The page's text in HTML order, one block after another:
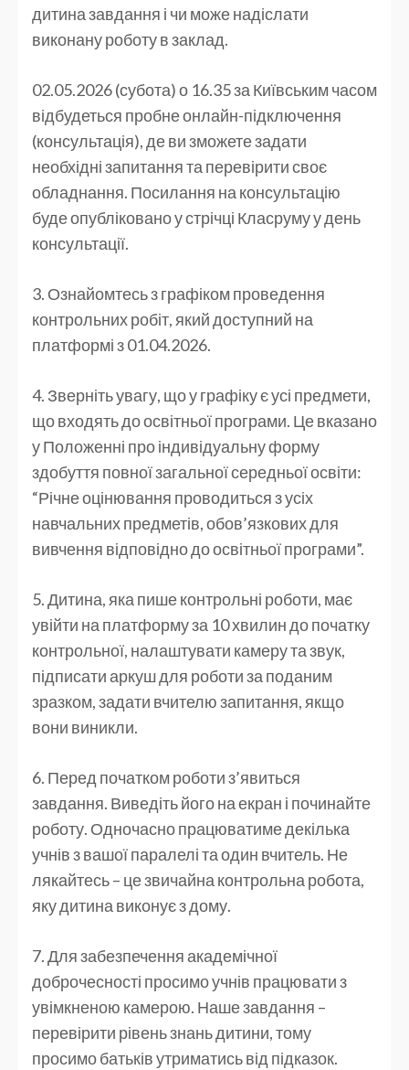
дитина завдання і чи може надіслати
виконану роботу в заклад.
02.05.2026 (субота) о 16.35 за Київським часом
відбудеться пробне онлайн-підключення
(консультація), де ви зможете задати
необхідні запитання та перевірити своє
обладнання. Посилання на консультацію
буде опубліковано у стрічці Класруму у день
консультації.
3. Ознайомтесь з графіком проведення
контрольних робіт, який доступний на
платформі з 01.04.2026.
4. Зверніть увагу, що у графіку є усі предмети,
що входять до освітньої програми. Це вказано
у Положенні про індивідуальну форму
здобуття повної загальної середньої освіти:
“Річне оцінювання проводиться з усіх
навчальних предметів, обов’язкових для
вивчення відповідно до освітньої програми”.
5. Дитина, яка пише контрольні роботи, має
увійти на платформу за 10 хвилин до початку
контрольної, налаштувати камеру та звук,
підписати аркуш для роботи за поданим
зразком, задати вчителю запитання, якщо
вони виникли.
6. Перед початком роботи з’явиться
завдання. Виведіть його на екран і починайте
роботу. Одночасно працюватиме декілька
учнів з вашої паралелі та один вчитель. Не
лякайтесь – це звичайна контрольна робота,
яку дитина виконує з дому.
7. Для забезпечення академічної
доброчесності просимо учнів працювати з
увімкненою камерою. Наше завдання –
перевірити рівень знань дитини, тому
просимо батьків утриматись від підказок.